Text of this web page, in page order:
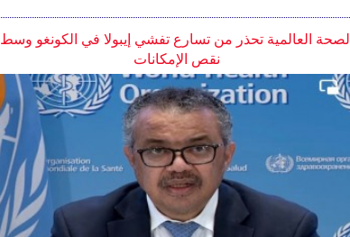
الصحة العالمية تحذر من تسارع تفشي إيبولا في الكونغو وسط
نقص الإمكانات